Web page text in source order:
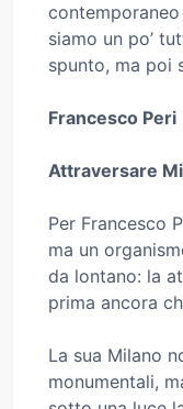
siamo un po’
spunto, ma poi
Francesco Peri
Attraversare
Per Francesco
ma un
da lontano: la
prima ancora
La sua Milano
monumentali,